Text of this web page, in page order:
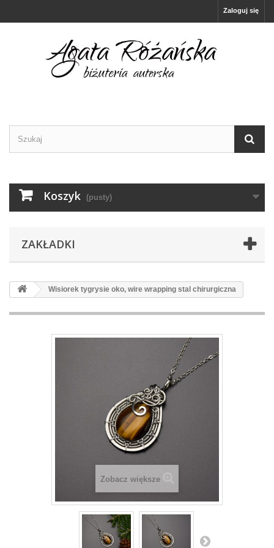
Zaloguj się
Koszyk (pusty)
ZAKŁADKI
Wisiorek tygrysie oko, wire wrapping stal chirurgiczna
Zobacz większe